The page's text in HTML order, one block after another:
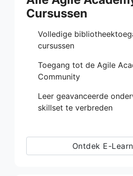
Cursussen
Volledige
cursussen
Toegang tot de Agile
Community
Leer geavanceerde
skillset te verbreden
Ontdek E-